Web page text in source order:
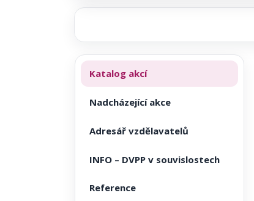
Katalog akcí
Nadcházející akce
Adresář vzdělavatelů
INFO – DVPP v souvislostech
Reference